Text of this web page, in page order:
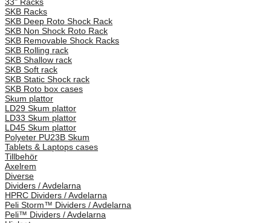
33" Racks
SKB Racks
SKB Deep Roto Shock Rack
SKB Non Shock Roto Rack
SKB Removable Shock Racks
SKB Rolling rack
SKB Shallow rack
SKB Soft rack
SKB Static Shock rack
SKB Roto box cases
Skum plattor
LD29 Skum plattor
LD33 Skum plattor
LD45 Skum plattor
Polyeter PU23B Skum
Tablets & Laptops cases
Tillbehör
Axelrem
Diverse
Dividers / Avdelarna
HPRC Dividers / Avdelarna
Peli Storm™ Dividers / Avdelarna
Peli­™ Dividers / Avdelarna